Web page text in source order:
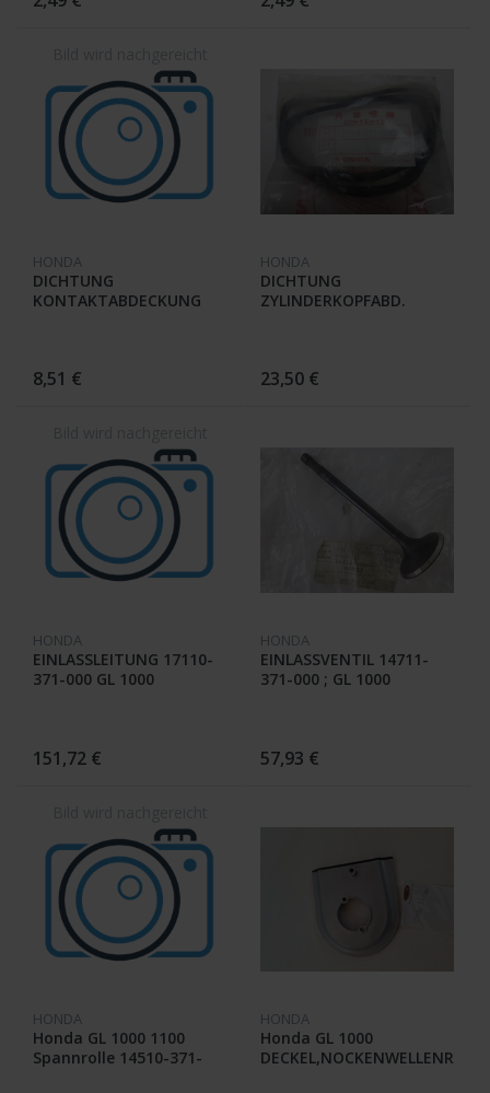
HONDA
DICHTUNG
KONTAKTABDECKUNG
8,51 €
HONDA
DICHTUNG
ZYLINDERKOPFABD.
23,50 €
HONDA
EINLASSLEITUNG 17110-
371-000 GL 1000
151,72 €
HONDA
EINLASSVENTIL 14711-
371-000 ; GL 1000
57,93 €
HONDA
Honda GL 1000 1100
Spannrolle 14510-371-
HONDA
Honda GL 1000
DECKEL,NOCKENWELLENR